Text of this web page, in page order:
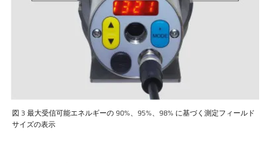
図 3 最大受信可能エネルギーの 90%、95%、98% に基づく測定フィールド
サイズの表示